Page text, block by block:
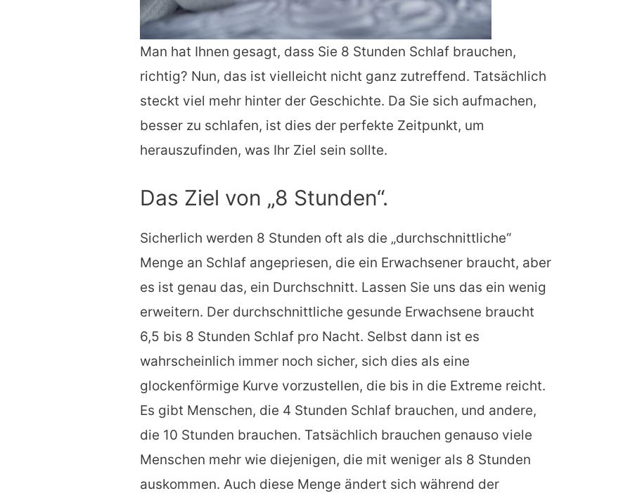
Man hat Ihnen gesagt, dass Sie 8 Stunden Schlaf brauchen,
richtig? Nun, das ist vielleicht nicht ganz zutreffend. Tatsächlich
steckt viel mehr hinter der Geschichte. Da Sie sich aufmachen,
besser zu schlafen, ist dies der perfekte Zeitpunkt, um
herauszufinden, was Ihr Ziel sein sollte.
Das Ziel von „8 Stunden“.
Sicherlich werden 8 Stunden oft als die „durchschnittliche“
Menge an Schlaf angepriesen, die ein Erwachsener braucht, aber
es ist genau das, ein Durchschnitt. Lassen Sie uns das ein wenig
erweitern. Der durchschnittliche gesunde Erwachsene braucht
6,5 bis 8 Stunden Schlaf pro Nacht. Selbst dann ist es
wahrscheinlich immer noch sicher, sich dies als eine
glockenförmige Kurve vorzustellen, die bis in die Extreme reicht.
Es gibt Menschen, die 4 Stunden Schlaf brauchen, und andere,
die 10 Stunden brauchen. Tatsächlich brauchen genauso viele
Menschen mehr wie diejenigen, die mit weniger als 8 Stunden
auskommen. Auch diese Menge ändert sich während der